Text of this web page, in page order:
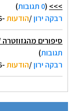
>>>
(0 תגובות
)
רבקה ירון/הודעות-06/08/2026 12:20
סיפורים מהגזוזטרה / ס.2 / 7 / 8 / 9 [סוף] /
תגובות)
רבקה ירון/הודעות-06/08/2026 12:16